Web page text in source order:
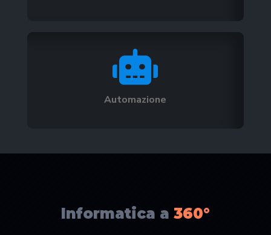

Automazione
Informatica a 360°